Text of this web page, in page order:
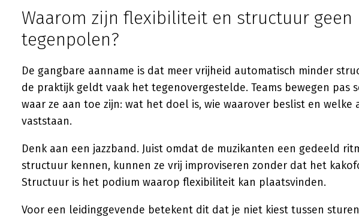
Waarom zijn flexibiliteit en structuur geen
tegenpolen?
De gangbare aanname is dat meer vrijheid automatisch minder
de praktijk geldt vaak het tegenovergestelde. Teams bewegen pas
waar ze aan toe zijn: wat het doel is, wie waarover beslist en welke
vaststaan.
Denk aan een jazzband. Juist omdat de muzikanten een gedeeld
structuur kennen, kunnen ze vrij improviseren zonder dat het
Structuur is het podium waarop flexibiliteit kan plaatsvinden.
Voor een leidinggevende betekent dit dat je niet kiest tussen